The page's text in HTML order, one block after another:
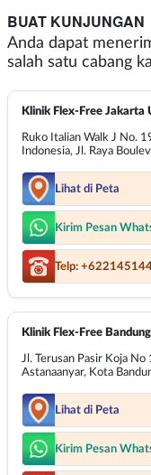
BUAT KUNJUNGAN
Anda dapat
salah satu cabang
Klinik Flex-Free Jakarta
Ruko Italian Walk J No.
Indonesia, Jl. Raya
Lihat di Peta
Kirim Pesan
Telp:
Klinik Flex-Free Bandung
Jl. Terusan Pasir Koja
Astanaanyar, Kota
Lihat di Peta
Kirim Pesan